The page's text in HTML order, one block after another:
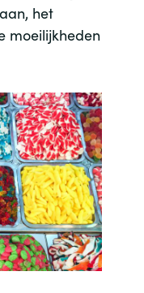
het
moeilijkheden